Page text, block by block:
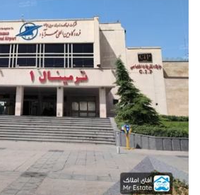
صنعت ساختمان
محله گردی
معماری
ملکی
همایش و نمایشگاه